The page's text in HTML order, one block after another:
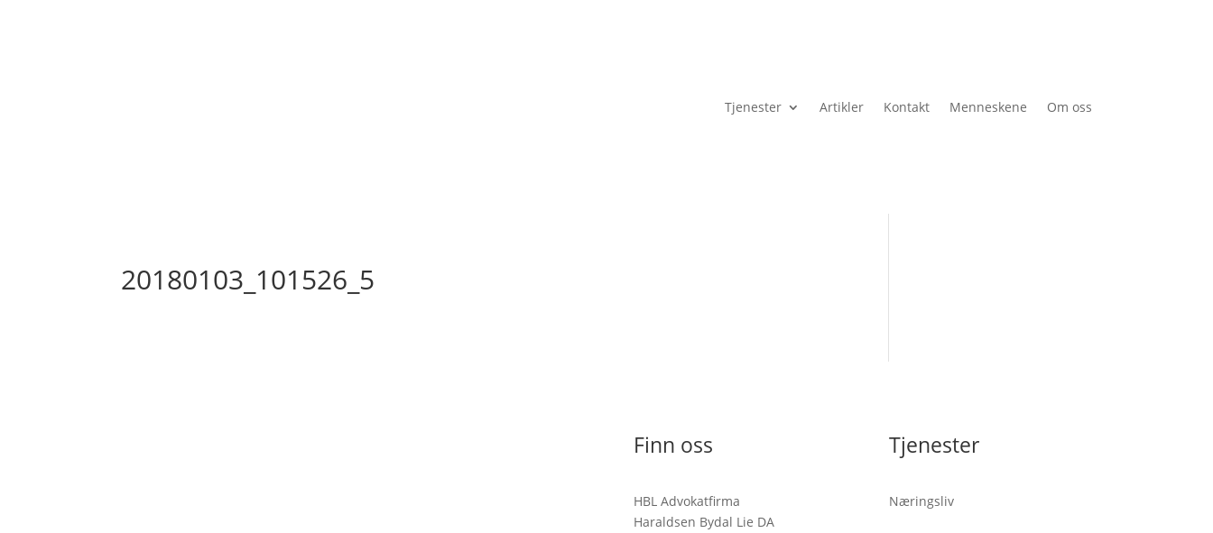
Tjenester Artikler Kontakt Menneskene Om oss
20180103_101526_5
Finn oss
HBL Advokatfirma
Haraldsen Bydal Lie DA
Tjenester
Næringsliv